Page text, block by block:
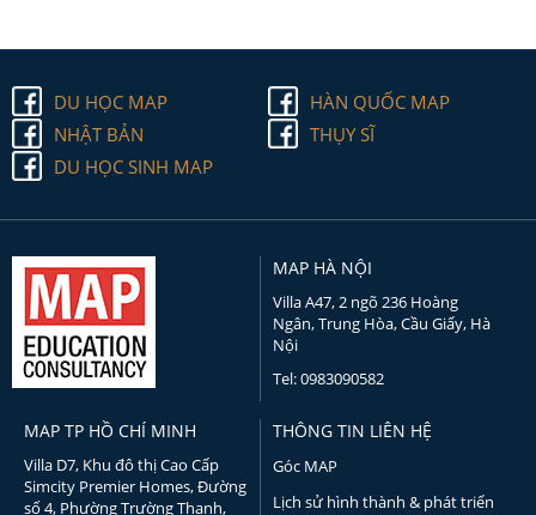
DU HỌC MAP
HÀN QUỐC MAP
NHẬT BẢN
THỤY SĨ
DU HỌC SINH MAP
MAP HÀ NỘI
Villa A47, 2 ngõ 236 Hoàng
Ngân, Trung Hòa, Cầu Giấy, Hà
Nội
Tel: 0983090582
MAP TP HỒ CHÍ MINH
Villa D7, Khu đô thị Cao Cấp
Simcity Premier Homes, Đường
số 4, Phường Trường Thạnh,
THÔNG TIN LIÊN HỆ
Góc MAP
Lịch sử hình thành & phát triển